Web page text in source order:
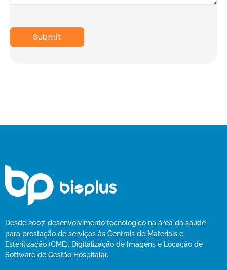
Desde 2007, desenvolvimento tecnológico na área da saúde
para prestação de serviços às Centrais de Materiais e
Esterilização (CME), Digitalização de Imagens e Locação de
Software de Gestão Hospitalar.